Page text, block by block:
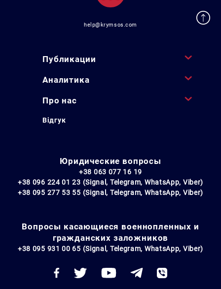
help@krymsos.com
Публикации
Аналитика
Про нас
Відгук
Юридические вопросы
+38 063 077 16 19
+38 096 224 01 23 (Signal, Telegram, WhatsApp, Viber)
+38 095 277 53 55 (Signal, Telegram, WhatsApp, Viber)
Вопросы касающиеся военнопленных и
гражданских заложников
+38 095 931 00 65 (Signal, Telegram, WhatsApp, Viber)